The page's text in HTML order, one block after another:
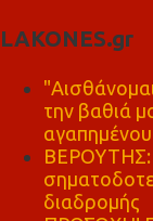
LAKONES.gr
την βαθιά
ΒΕΡΟΥΤΗΣ:
διαδρομής